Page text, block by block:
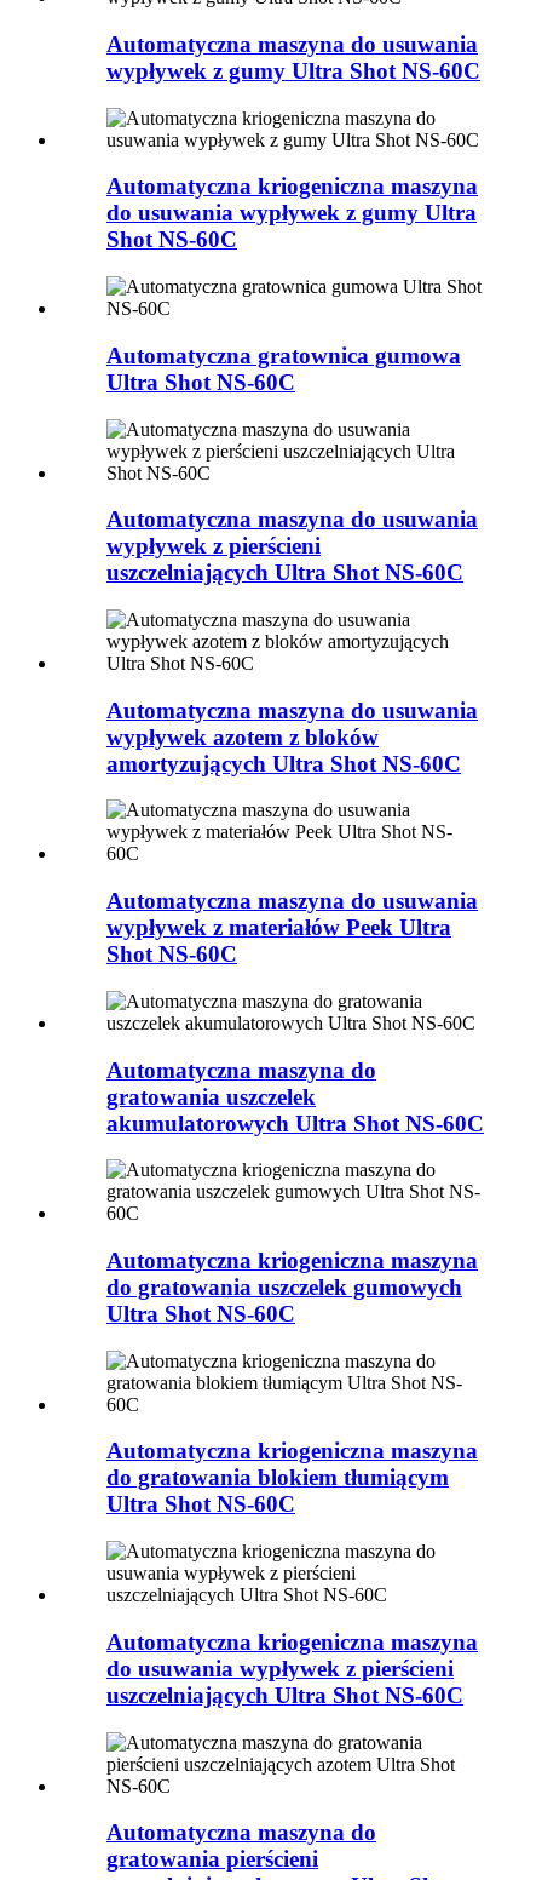
Automatyczna maszyna do usuwania
wypływek z gumy Ultra Shot NS-60C
Automatyczna kriogeniczna maszyna
do usuwania wypływek z gumy Ultra
Shot NS-60C
Automatyczna gratownica gumowa
Ultra Shot NS-60C
Automatyczna maszyna do usuwania
wypływek z pierścieni
uszczelniających Ultra Shot NS-60C
Automatyczna maszyna do usuwania
wypływek azotem z bloków
amortyzujących Ultra Shot NS-60C
Automatyczna maszyna do usuwania
wypływek z materiałów Peek Ultra
Shot NS-60C
Automatyczna maszyna do
gratowania uszczelek
akumulatorowych Ultra Shot NS-60C
Automatyczna kriogeniczna maszyna
do gratowania uszczelek gumowych
Ultra Shot NS-60C
Automatyczna kriogeniczna maszyna
do gratowania blokiem tłumiącym
Ultra Shot NS-60C
Automatyczna kriogeniczna maszyna
do usuwania wypływek z pierścieni
uszczelniających Ultra Shot NS-60C
Automatyczna maszyna do
gratowania pierścieni